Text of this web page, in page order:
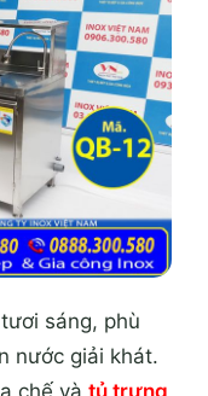
sáng, phù
nước giải khát.
chế và tủ trưng